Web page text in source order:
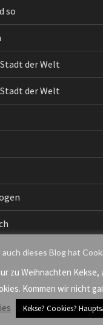
so
der Welt
der Welt
auch dieses Blog hat
zu Weihnachten Kekse,
Kommen wir nicht
Kekse? Cookies?